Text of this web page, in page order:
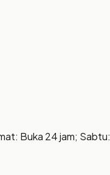
Buka 24 jam; Sabtu: